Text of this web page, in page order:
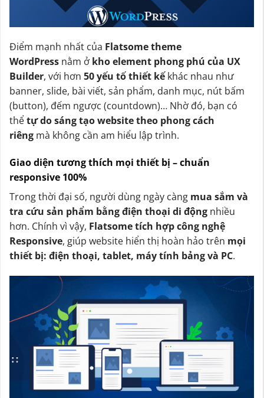
Điểm mạnh nhất của Flatsome theme
WordPress nằm ở kho element phong phú của UX
Builder, với hơn 50 yếu tố thiết kếkhác nhau như
banner, slide, bài viết, sản phẩm, danh mục, nút bấm
(button), đếm ngược (countdown)… Nhờ đó, bạn có
thểtự do sáng tạo website theo phong cách
riêng mà không cần am hiểu lập trình.
Giao diện tương thích mọi thiết bị – chuẩn
responsive 100%
Trong thời đại số, người dùng ngày càng mua sắm và
tra cứu sản phẩm bằng điện thoại di động nhiều
hơn. Chính vì vậy, Flatsome tích hợp công nghệ
Responsive, giúp website hiển thị hoàn hảo trên mọi
thiết bị: điện thoại, tablet, máy tính bảng và PC.